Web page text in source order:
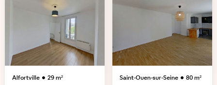
Alfortville 29m² Saint-Ouen-sur-Seine 80m²